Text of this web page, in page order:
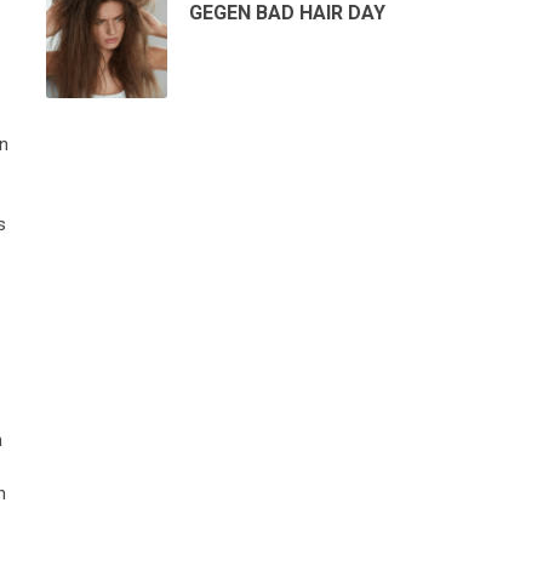
GEGEN BAD HAIR DAY